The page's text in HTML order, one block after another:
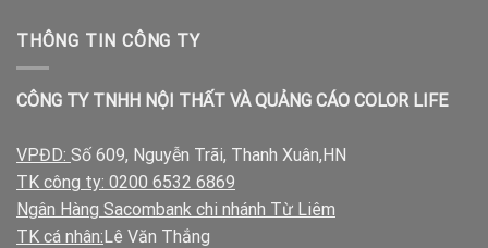
THÔNG TIN CÔNG TY
CÔNG TY TNHH NỘI THẤT VÀ QUẢNG CÁO COLOR LIFE
VPĐD: Số 609, Nguyễn Trãi, Thanh Xuân,HN
TK công ty: 0200 6532 6869
Ngân Hàng Sacombank chi nhánh Từ Liêm
TK cá nhân:Lê Văn Thắng